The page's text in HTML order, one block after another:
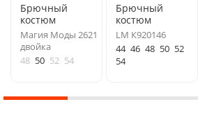
Брючный
костюм
Магия Моды 2621
двойка
48 50 52 54
Брючный
костюм
LM К920146
44 46 48 50 52
54